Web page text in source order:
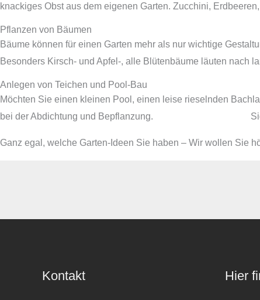
knackiges Obst aus dem eigenen Garten. Zucchini,
Pflanzen von Bäumen
Bäume können für einen Garten mehr als nur wichtige
Besonders Kirsch- und Apfel-, alle Blütenbäume läuten nach
Anlegen von Teichen und Pool-Bau
Möchten Sie einen kleinen Pool, einen leise rieselnden
bei der Abdichtung und Bepflanzung.
Ganz egal, welche Garten-Ideen Sie haben – Wir wollen Sie
Kontakt Hier